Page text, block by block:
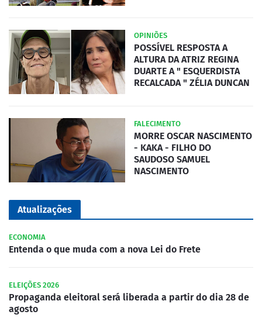
OPINIÕES
POSSÍVEL RESPOSTA A
ALTURA DA ATRIZ REGINA
DUARTE A " ESQUERDISTA
RECALCADA " ZÉLIA DUNCAN
FALECIMENTO
MORRE OSCAR NASCIMENTO
- KAKA - FILHO DO
SAUDOSO SAMUEL
NASCIMENTO
Atualizações
ECONOMIA
Entenda o que muda com a nova Lei do Frete
ELEIÇÕES 2026
Propaganda eleitoral será liberada a partir do dia 28 de
agosto